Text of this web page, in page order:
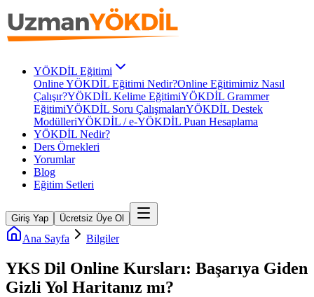
YÖKDİL Eğitimi
Online YÖKDİL Eğitimi Nedir?Online Eğitimimiz Nasıl
Çalışır?YÖKDİL Kelime EğitimiYÖKDİL Grammer
EğitimiYÖKDİL Soru ÇalışmalarıYÖKDİL Destek
ModülleriYÖKDİL / e-YÖKDİL Puan Hesaplama
YÖKDİL Nedir?
Ders Örnekleri
Yorumlar
Blog
Eğitim Setleri
Giriş Yap Ücretsiz Üye Ol
Ana Sayfa Bilgiler
YKS Dil Online Kursları: Başarıya Giden
Gizli Yol Haritanız mı?